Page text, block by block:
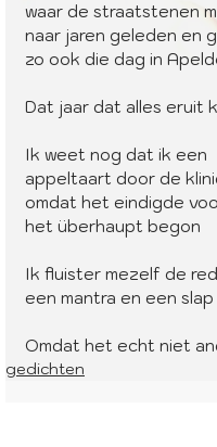
waar de straatstenen
naar jaren geleden en
zo ook die dag in
Dat jaar dat alles eruit
Ik weet nog dat ik een
appeltaart door de
omdat het eindigde
het überhaupt begon
Ik fluister mezelf de
een mantra en een slap
Omdat het echt niet
gedichten